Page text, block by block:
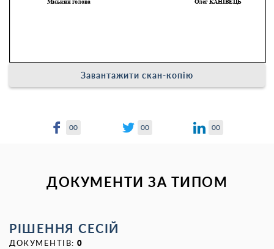
Завантажити скан-копію
00 00 00
ДОКУМЕНТИ ЗА ТИПОМ
РІШЕННЯ СЕСІЙ
ДОКУМЕНТІВ: 0